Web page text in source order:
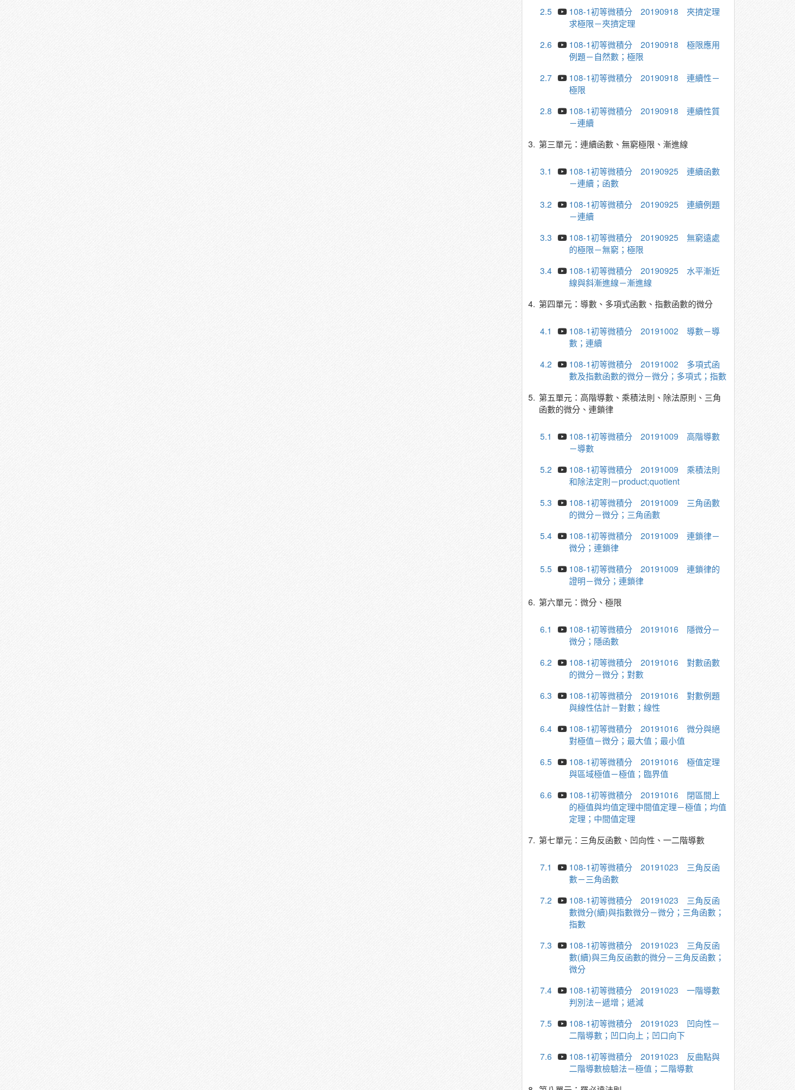
2.5
108-1初等微積分 20190918 夾擠定理
求極限－夾擠定理
2.6
108-1初等微積分 20190918 極限應用
例題－自然數；極限
2.7
108-1初等微積分 20190918 連續性－
極限
2.8
108-1初等微積分 20190918 連續性質
－連續
3. 第三單元：連續函數、無窮極限、漸進線
3.1
108-1初等微積分 20190925 連續函數
－連續；函數
3.2
108-1初等微積分 20190925 連續例題
－連續
3.3
108-1初等微積分 20190925 無窮遠處
的極限－無窮；極限
3.4
108-1初等微積分 20190925 水平漸近
線與斜漸進線－漸進線
4. 第四單元：導數、多項式函數、指數函數的微分
4.1
108-1初等微積分 20191002 導數－導
數；連續
4.2
108-1初等微積分 20191002 多項式函
數及指數函數的微分－微分；多項式；指數
5. 第五單元：高階導數、乘積法則、除法原則、三角
函數的微分、連鎖律
5.1
108-1初等微積分 20191009 高階導數
－導數
5.2
108-1初等微積分 20191009 乘積法則
和除法定則－product;quotient
5.3
108-1初等微積分 20191009 三角函數
的微分－微分；三角函數
5.4
108-1初等微積分 20191009 連鎖律－
微分；連鎖律
5.5
108-1初等微積分 20191009 連鎖律的
證明－微分；連鎖律
6. 第六單元：微分、極限
6.1
108-1初等微積分 20191016 隱微分－
微分；隱函數
6.2
108-1初等微積分 20191016 對數函數
的微分－微分；對數
6.3
108-1初等微積分 20191016 對數例題
與線性估計－對數；線性
6.4
108-1初等微積分 20191016 微分與絕
對極值－微分；最大值；最小值
6.5
108-1初等微積分 20191016 極值定理
與區域極值－極值；臨界值
6.6
108-1初等微積分 20191016 閉區間上
的極值與均值定理中間值定理－極值；均值
定理；中間值定理
7. 第七單元：三角反函數、凹向性、一二階導數
7.1
108-1初等微積分 20191023 三角反函
數－三角函數
7.2
108-1初等微積分 20191023 三角反函
數微分(續)與指數微分－微分；三角函數；
指數
7.3
108-1初等微積分 20191023 三角反函
數(續)與三角反函數的微分－三角反函數；
微分
7.4
108-1初等微積分 20191023 一階導數
判別法－遞增；遞減
7.5
108-1初等微積分 20191023 凹向性－
二階導數；凹口向上；凹口向下
7.6
108-1初等微積分 20191023 反曲點與
二階導數檢驗法－極值；二階導數